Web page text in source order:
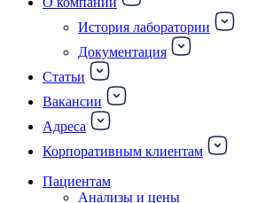
История лаборатории
Документация
Статьи
Вакансии
Адреса
Корпоративным клиентам
Пациентам
Анализы и цены